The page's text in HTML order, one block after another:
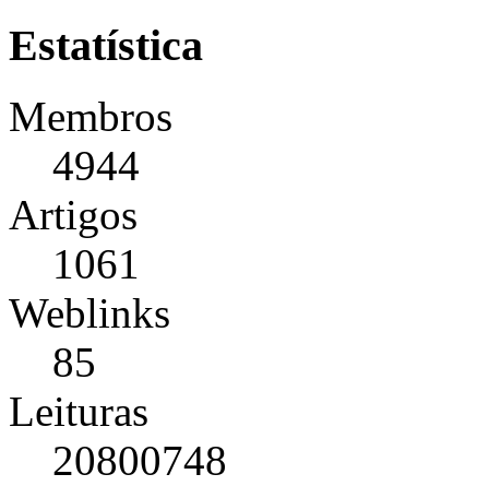
Estatística
Membros
4944
Artigos
1061
Weblinks
85
Leituras
20800748